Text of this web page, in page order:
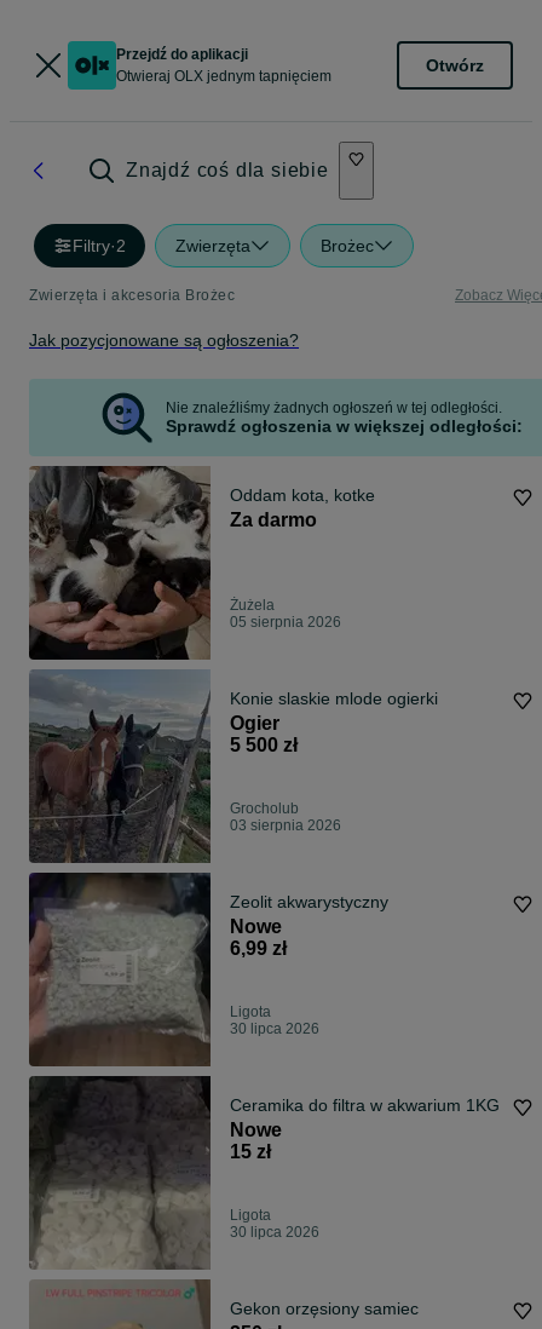
Przejdź do aplikacji
Otwieraj OLX jednym tapnięciem
Otwórz
Znajdź coś dla siebie
Filtry·2 Zwierzęta Brożec
Zwierzęta i akcesoria Brożec Zobacz
Jak pozycjonowane są ogłoszenia?
Nie znaleźliśmy żadnych ogłoszeń w tej odległości.
Sprawdź ogłoszenia w większej odległości:
Oddam kota, kotke
Za darmo
Żużela
05 sierpnia 2026
Konie slaskie mlode ogierki
Ogier
5 500 zł
Grocholub
03 sierpnia 2026
Zeolit akwarystyczny
Nowe
6,99 zł
Ligota
30 lipca 2026
Ceramika do filtra w akwarium 1KG
Nowe
15 zł
Ligota
30 lipca 2026
Gekon orzęsiony samiec